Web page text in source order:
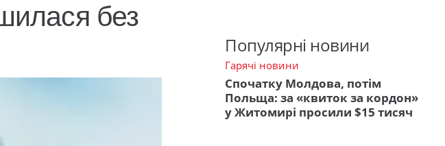
без
Популярні новини
Гарячі новини
Спочатку Молдова, потім
Польща: за «квиток за кордон»
у Житомирі просили $15 тисяч